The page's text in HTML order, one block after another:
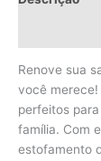
Renove sua
você merece!
perfeitos
família. Com
estofamento